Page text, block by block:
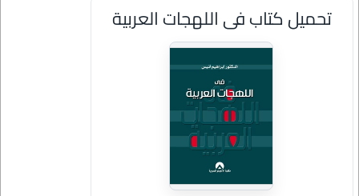
تحميل كتاب فى اللهجات العربية